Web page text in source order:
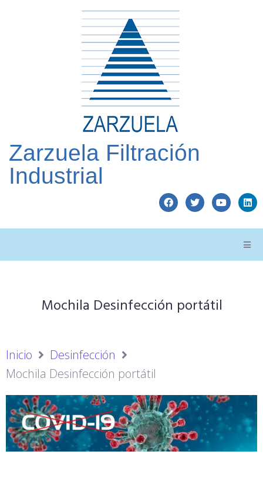
Zarzuela Filtración
Industrial
Mochila Desinfección portátil
Inicio
Desinfección
Mochila Desinfección portátil